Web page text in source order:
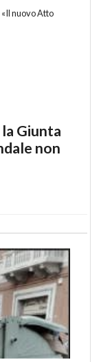
Giunta
non